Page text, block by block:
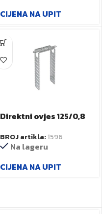
CIJENA NA UPIT
Direktni ovjes 125/0,8
BROJ artikla:1596
Na lageru
CIJENA NA UPIT